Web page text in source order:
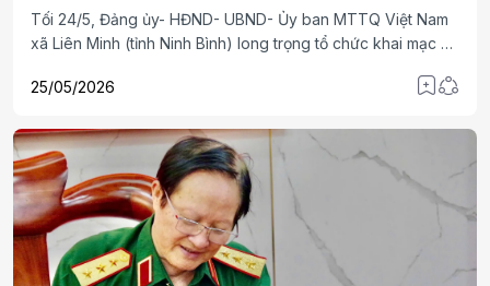
Tối 24/5, Đảng ủy- HĐND- UBND- Ủy ban MTTQ Việt Nam
xã Liên Minh (tỉnh Ninh Bình) long trọng tổ chức khai mạc Lễ
25/05/2026